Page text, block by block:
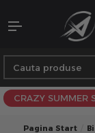
CRAZY SUMMER
Pagina Start